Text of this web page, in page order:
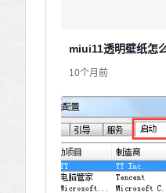
miui11透明壁纸怎
10个月前